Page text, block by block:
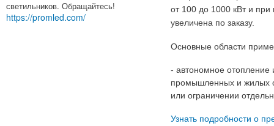
светильников. Обращайтесь!
https://promled.com/
от 100 до 1000 кВт и
увеличена по заказу.
Основные области
- автономное отопление
промышленных и жилых
или ограничении
Узнать подробности о